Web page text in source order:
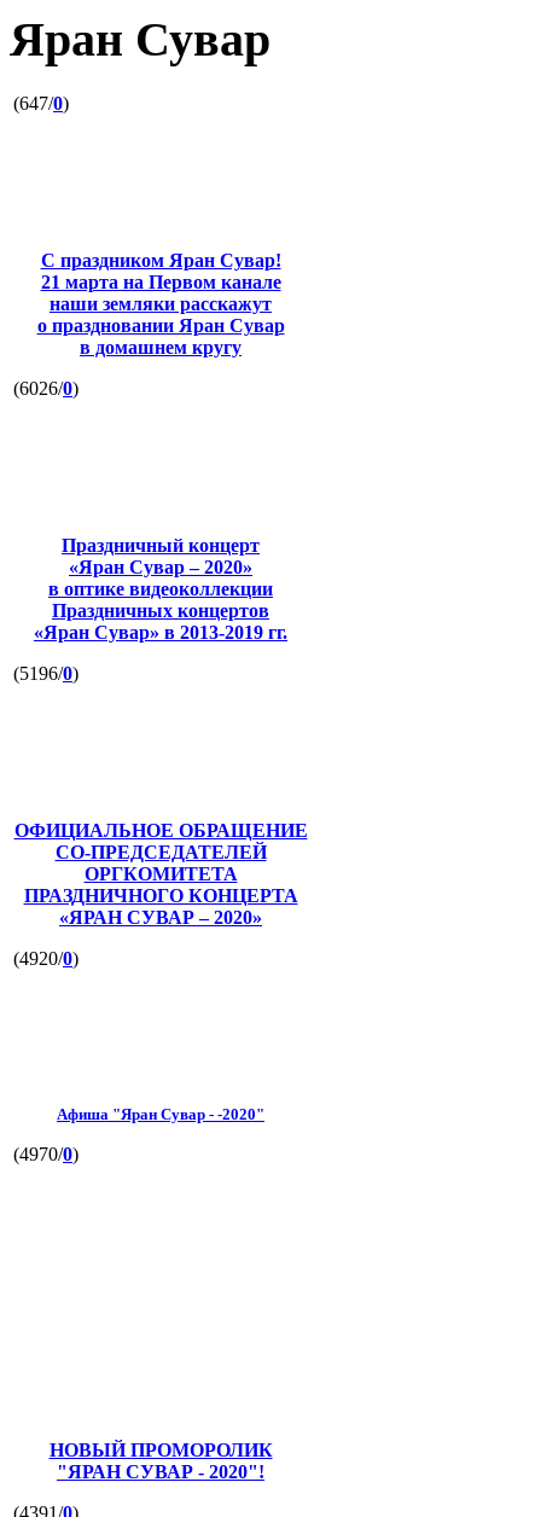
Яран Сувар
(647/0)
С праздником Яран Сувар!
21 марта на Первом канале
наши земляки расскажут
о праздновании Яран Сувар
в домашнем кругу
(6026/0)
Праздничный концерт
«Яран Сувар – 2020»
в оптике видеоколлекции
Праздничных концертов
«Яран Сувар» в 2013-2019 гг.
(5196/0)
ОФИЦИАЛЬНОЕ ОБРАЩЕНИЕ
СО-ПРЕДСЕДАТЕЛЕЙ
ОРГКОМИТЕТА
ПРАЗДНИЧНОГО КОНЦЕРТА
«ЯРАН СУВАР – 2020»
(4920/0)
Афиша "Яран Сувар - -2020"
(4970/0)
НОВЫЙ ПРОМОРОЛИК
"ЯРАН СУВАР - 2020"!